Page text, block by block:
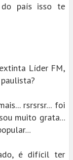
país isso te
Líder FM,
rsrsrsr... foi
muito grata...
é difícil ter